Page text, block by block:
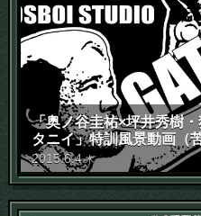
「奥ノ谷圭祐×坪井秀樹
タニイ」特訓風景動画（
2015.6.4 木